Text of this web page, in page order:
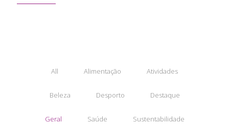
All Alimentação Atividades
Beleza Desporto Destaque
Geral Saúde Sustentabilidade